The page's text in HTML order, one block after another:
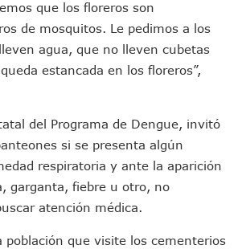
Operativo Para Las Tradicionales Paseadas
Mexicano Causará Lluvias Muy Fuertes En
De Homicidio En El Tuito Permanecerá Un Año
Riesgo De Tsunami Para Puerto Vallarta Tras
Copa México De Clavados Zapopan 2026 En El
De Vallarta Asistirán A Simposio Internacional
Sanitaria VIII Activa Programa Para Menores Con
A Regidora De Tecate Por Morena Y A Su
Seis Vehículos Con Reporte De Robo Durante
Aéreo Cae En Puerto Vallarta Durante El 2026;
que los floreros son
de mosquitos. Le pedimos a los
agua, que no lleven cubetas
estancada en los floreros”,
del Programa de Dengue, invitó
si se presenta algún
respiratoria y ante la aparición
garganta, fiebre u otro, no
atención médica.
población que visite los cementerios